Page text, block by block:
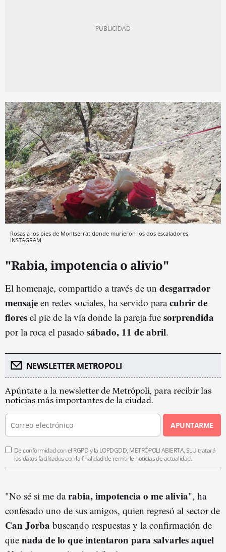
Rosas a los pies de Montserrat donde murieron los dos escaladores
INSTAGRAM
"Rabia, impotencia o alivio"
El homenaje, compartido a través de un desgarrador
mensaje en redes sociales, ha servido paracubrir de
flores el pie de la vía donde la pareja fue sorprendida
por la roca el pasado sábado, 11 de abril.
NEWSLETTER METROPOLI
Apúntate a la newsletter de Metrópoli, para recibir las
noticias más importantes de la ciudad.
APUNTARME
De conformidad con el RGPD y la LOPDGDD, METRÓPOLI ABIERTA, SLU tratará
los datos facilitados con la finalidad de remitirle noticias de actualidad.
"No sé si me darabia, impotencia o me alivia", ha
confesado uno de sus amigos, quien regresó al sector de
Can Jorba buscando respuestas y la confirmación de
que nada de lo que intentaron para salvarles aquel